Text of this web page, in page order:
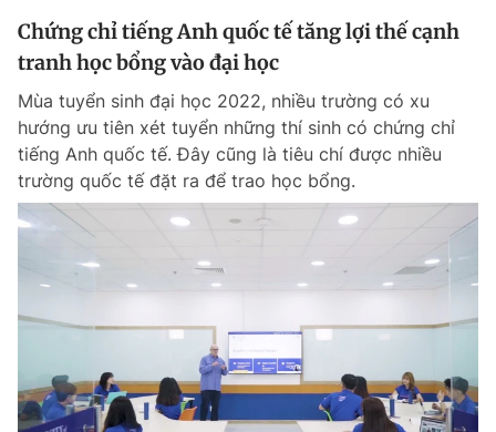
Chứng chỉ tiếng Anh quốc tế tăng lợi thế cạnh
tranh học bổng vào đại học
Mùa tuyển sinh đại học 2022, nhiều trường có xu
hướng ưu tiên xét tuyển những thí sinh có chứng chỉ
tiếng Anh quốc tế. Đây cũng là tiêu chí được nhiều
trường quốc tế đặt ra để trao học bổng.